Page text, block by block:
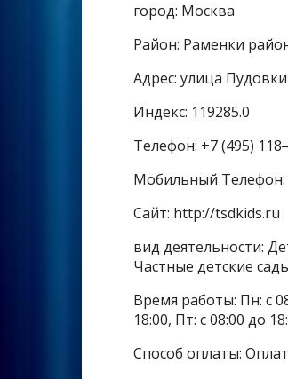
город: Москва
Район: Раменки
Адрес: улица
Индекс: 119285.0
Телефон: +7 (495)
Мобильный Телефон:
Сайт: http://tsdkids.ru
вид деятельности:
Частные детские
Время работы: Пн: с
18:00, Пт: с 08:00 до
Способ оплаты: